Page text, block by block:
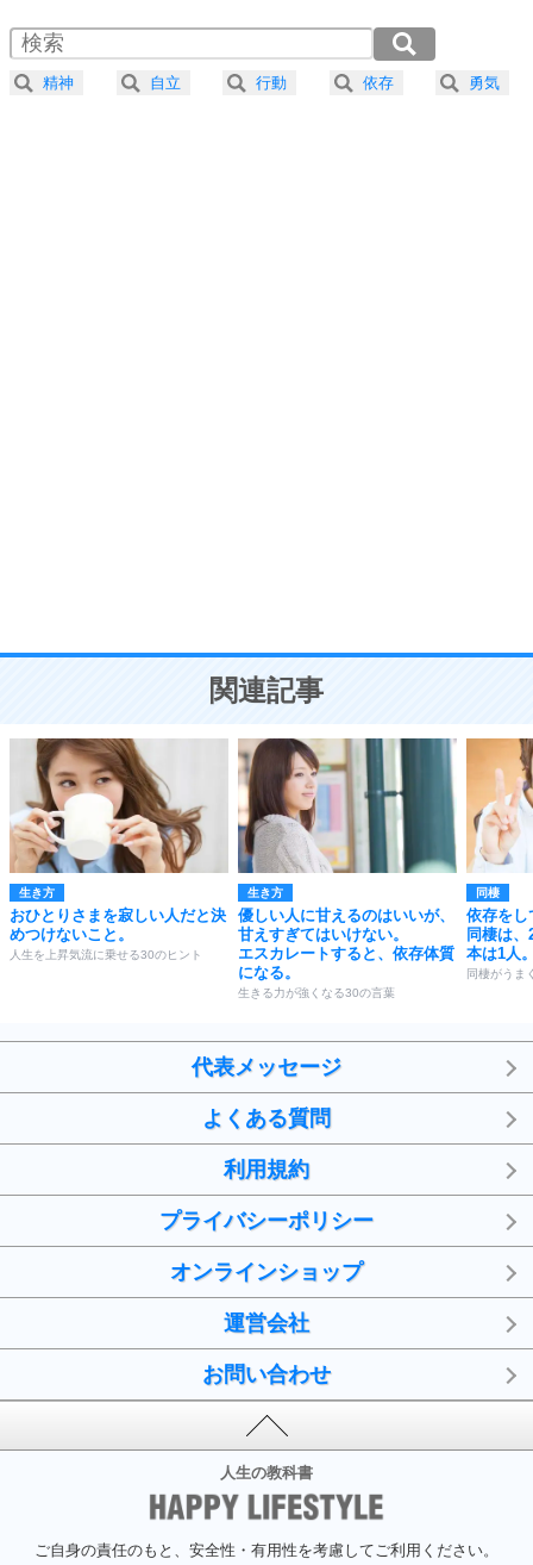
4 器の大きい人は、怒りを優しさで表現する。
プラス思考
ことが大切。
2.0倍速 （452KB 1分55秒）
2.5倍速 （362KB 1分32秒）
3.0倍速 （302KB 1分17秒）
精神 自立 行動 依存 勇気
関連記事
生き方
おひとりさまを寂しい人だと決
めつけないこと。
人生を上昇気流に乗せる30のヒント
生き方
優しい人に甘えるのはいいが、
甘えすぎてはいけない。
エスカレートすると、依存体質
になる。
生きる力が強くなる30の言葉
同棲
依存をし
同棲は、
本は1人
同棲がうま
代表メッセージ
よくある質問
利用規約
プライバシーポリシー
オンラインショップ
運営会社
お問い合わせ
人生の教科書
ご自身の責任のもと、安全性・有用性を考慮してご利用ください。